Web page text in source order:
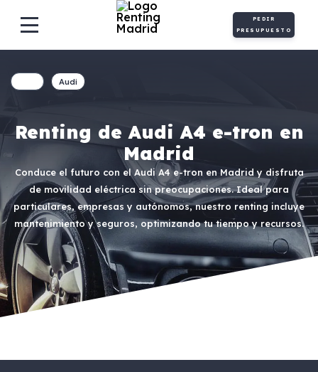
PEDIR
PRESUPUESTO
Renting de Audi A4 e-tron en
Madrid
Conduce el futuro con el Audi A4 e-tron en Madrid y disfruta
de movilidad eléctrica sin preocupaciones. Ideal para
particulares, empresas y autónomos, nuestro renting incluye
mantenimiento y seguros, optimizando tu tiempo y recursos.
Audi